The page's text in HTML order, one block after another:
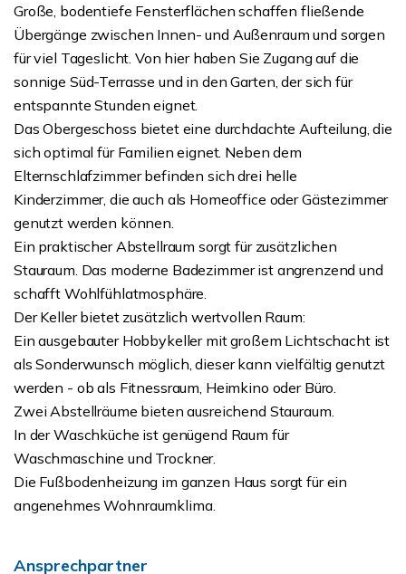
Große, bodentiefe Fensterflächen schaffen fließende
Übergänge zwischen Innen- und Außenraum und sorgen
für viel Tageslicht. Von hier haben Sie Zugang auf die
sonnige Süd-Terrasse und in den Garten, der sich für
entspannte Stunden eignet.
Das Obergeschoss bietet eine durchdachte Aufteilung, die
sich optimal für Familien eignet. Neben dem
Elternschlafzimmer befinden sich drei helle
Kinderzimmer, die auch als Homeoffice oder Gästezimmer
genutzt werden können.
Ein praktischer Abstellraum sorgt für zusätzlichen
Stauraum. Das moderne Badezimmer ist angrenzend und
schafft Wohlfühlatmosphäre.
Der Keller bietet zusätzlich wertvollen Raum:
Ein ausgebauter Hobbykeller mit großem Lichtschacht ist
als Sonderwunsch möglich, dieser kann vielfältig genutzt
werden - ob als Fitnessraum, Heimkino oder Büro.
Zwei Abstellräume bieten ausreichend Stauraum.
In der Waschküche ist genügend Raum für
Waschmaschine und Trockner.
Die Fußbodenheizung im ganzen Haus sorgt für ein
angenehmes Wohnraumklima.
Ansprechpartner